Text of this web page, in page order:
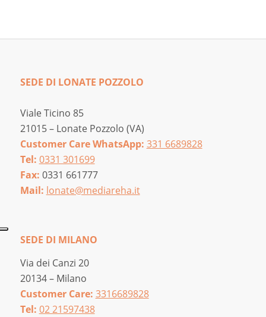
SEDE DI LONATE POZZOLO
Viale Ticino 85
21015 – Lonate Pozzolo (VA)
Customer Care WhatsApp: 331 6689828
Tel: 0331 301699
Fax: 0331 661777
Mail: lonate@mediareha.it
SEDE DI MILANO
Via dei Canzi 20
20134 – Milano
Customer Care: 3316689828
Tel: 02 21597438